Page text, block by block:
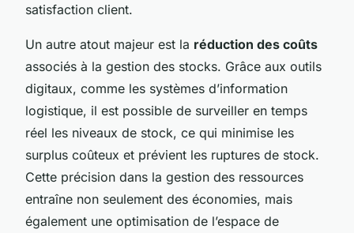
satisfaction client.
Un autre atout majeur est la réduction des coûts
associés à la gestion des stocks. Grâce aux outils
digitaux, comme les systèmes d’information
logistique, il est possible de surveiller en temps
réel les niveaux de stock, ce qui minimise les
surplus coûteux et prévient les ruptures de stock.
Cette précision dans la gestion des ressources
entraîne non seulement des économies, mais
également une optimisation de l’espace de